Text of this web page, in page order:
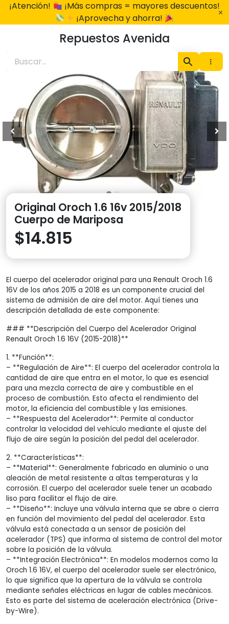
¡Atención!
¡Más compras = mayores descuentos!
¡Aprovecha y ahorra!
Repuestos Avenida
Original Oroch 1.6 16v 2015/2018
Cuerpo de Mariposa
$14.815
El cuerpo del acelerador original para una Renault Oroch 1.6
16V de los años 2015 a 2018 es un componente crucial del
sistema de admisión de aire del motor. Aquí tienes una
descripción detallada de este componente:
### **Descripción del Cuerpo del Acelerador Original
Renault Oroch 1.6 16V (2015-2018)**
1. **Función**:
– **Regulación de Aire**: El cuerpo del acelerador controla la
cantidad de aire que entra en el motor, lo que es esencial
para una mezcla correcta de aire y combustible en el
proceso de combustión. Esto afecta el rendimiento del
motor, la eficiencia del combustible y las emisiones.
– **Respuesta del Acelerador**: Permite al conductor
controlar la velocidad del vehículo mediante el ajuste del
flujo de aire según la posición del pedal del acelerador.
2. **Características**:
– **Material**: Generalmente fabricado en aluminio o una
aleación de metal resistente a altas temperaturas y la
corrosión. El cuerpo del acelerador suele tener un acabado
liso para facilitar el flujo de aire.
– **Diseño**: Incluye una válvula interna que se abre o cierra
en función del movimiento del pedal del acelerador. Esta
válvula está conectada a un sensor de posición del
acelerador (TPS) que informa al sistema de control del motor
sobre la posición de la válvula.
– **Integración Electrónica**: En modelos modernos como la
Oroch 1.6 16V, el cuerpo del acelerador suele ser electrónico,
lo que significa que la apertura de la válvula se controla
mediante señales eléctricas en lugar de cables mecánicos.
Esto es parte del sistema de aceleración electrónica (Drive-
by-Wire).